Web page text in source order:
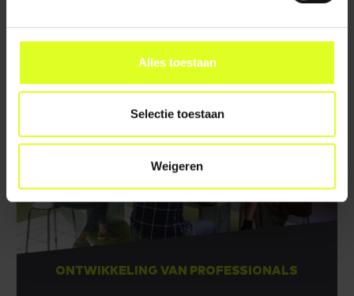
Alles toestaan
Selectie toestaan
Weigeren
ONTWIKKELING VAN PROFESSIONALS